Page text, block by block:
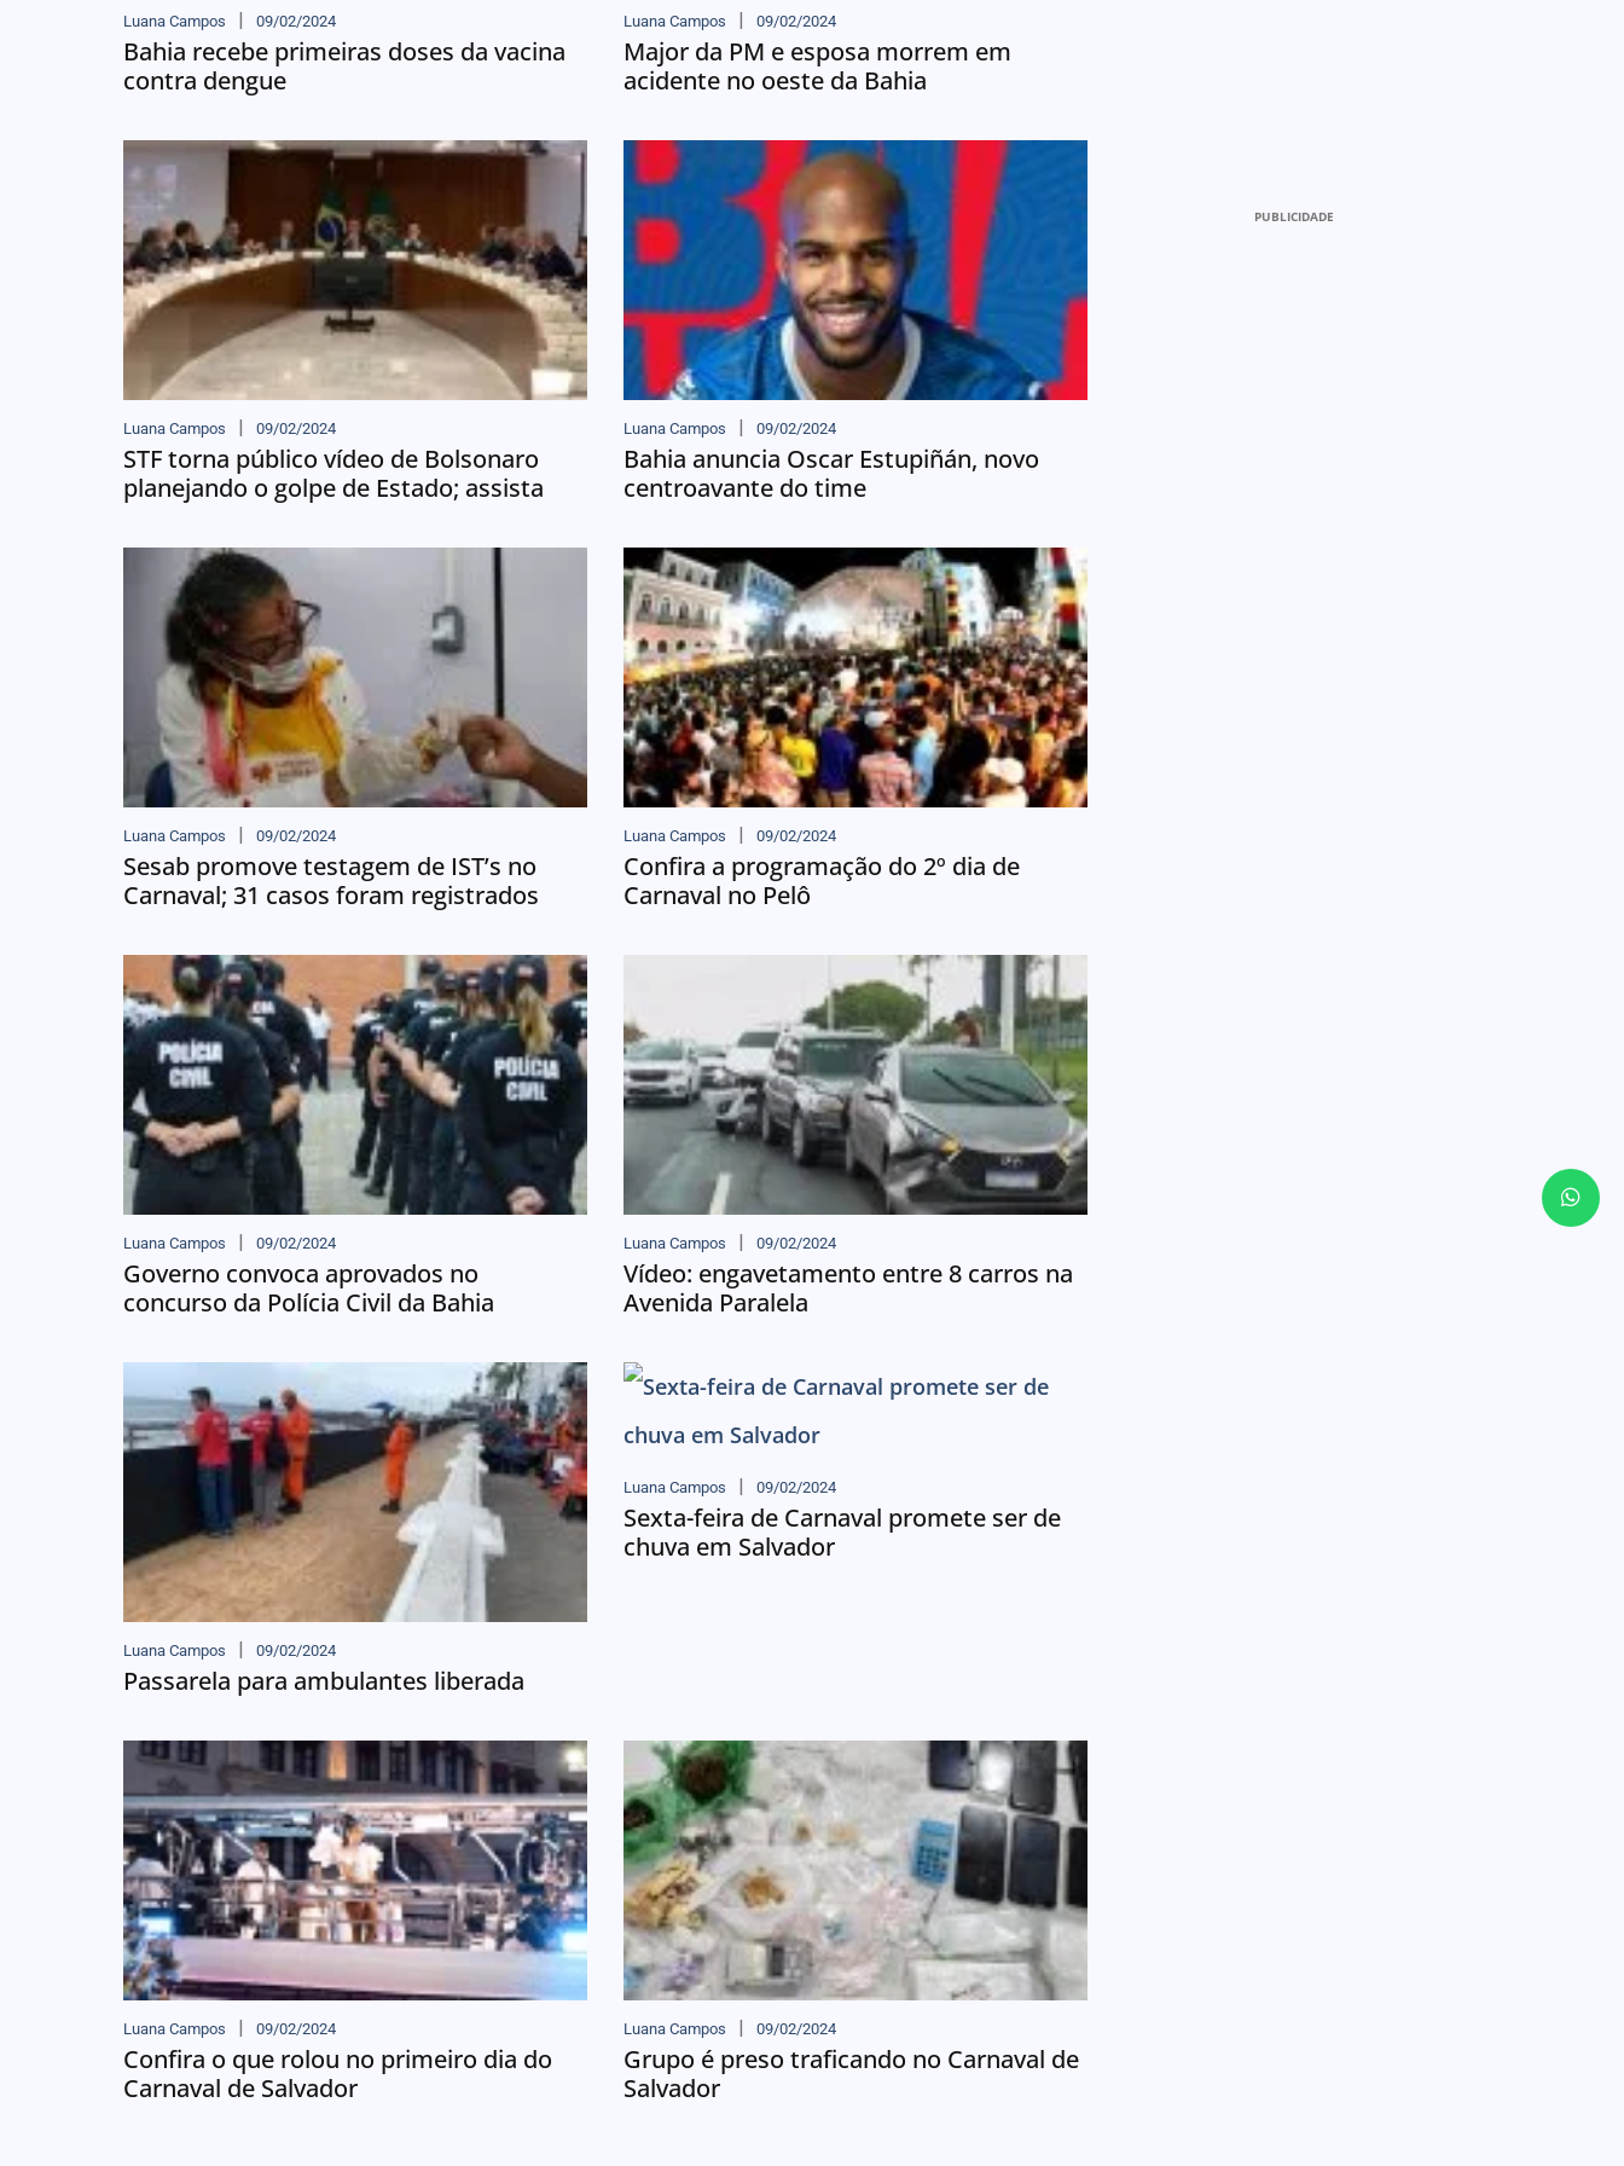
Luana Campos 09/02/2024
Bahia recebe primeiras doses da vacina
contra dengue
Luana Campos 09/02/2024
Major da PM e esposa morrem em
acidente no oeste da Bahia
Luana Campos 09/02/2024
STF torna público vídeo de Bolsonaro
planejando o golpe de Estado; assista
Luana Campos 09/02/2024
Bahia anuncia Oscar Estupiñán, novo
centroavante do time
Luana Campos 09/02/2024
Sesab promove testagem de IST’s no
Carnaval; 31 casos foram registrados
Luana Campos 09/02/2024
Confira a programação do 2º dia de
Carnaval no Pelô
Luana Campos 09/02/2024
Governo convoca aprovados no
concurso da Polícia Civil da Bahia
Luana Campos 09/02/2024
Vídeo: engavetamento entre 8 carros na
Avenida Paralela
Luana Campos 09/02/2024
Passarela para ambulantes liberada
Luana Campos 09/02/2024
Sexta-feira de Carnaval promete ser de
chuva em Salvador
Luana Campos 09/02/2024
Confira o que rolou no primeiro dia do
Carnaval de Salvador
Luana Campos 09/02/2024
Grupo é preso traficando no Carnaval de
Salvador
PUBLICIDADE